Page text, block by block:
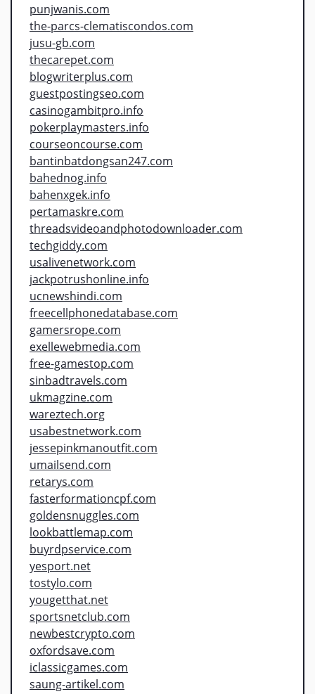
punjwanis.com
the-parcs-clematiscondos.com
jusu-gb.com
thecarepet.com
blogwriterplus.com
guestpostingseo.com
casinogambitpro.info
pokerplaymasters.info
courseoncourse.com
bantinbatdongsan247.com
bahednog.info
bahenxgek.info
pertamaskre.com
threadsvideoandphotodownloader.com
techgiddy.com
usalivenetwork.com
jackpotrushonline.info
ucnewshindi.com
freecellphonedatabase.com
gamersrope.com
exellewebmedia.com
free-gamestop.com
sinbadtravels.com
ukmagzine.com
wareztech.org
usabestnetwork.com
jessepinkmanoutfit.com
umailsend.com
retarys.com
fasterformationcpf.com
goldensnuggles.com
lookbattlemap.com
buyrdpservice.com
yesport.net
tostylo.com
yougetthat.net
sportsnetclub.com
newbestcrypto.com
oxfordsave.com
iclassicgames.com
saung-artikel.com